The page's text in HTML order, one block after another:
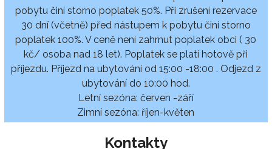
pobytu činí storno poplatek 50%. Při zrušení rezervace
30 dní (včetně) před nástupem k pobytu činí storno
poplatek 100%. V ceně není zahrnut poplatek obci ( 30
kč/ osoba nad 18 let). Poplatek se platí hotově při
příjezdu. Příjezd na ubytování od 15:00 -18:00 . Odjezd z
ubytování do 10:00 hod.
Letní sezóna: červen -září
Zimní sezóna: říjen-květen
Kontakty